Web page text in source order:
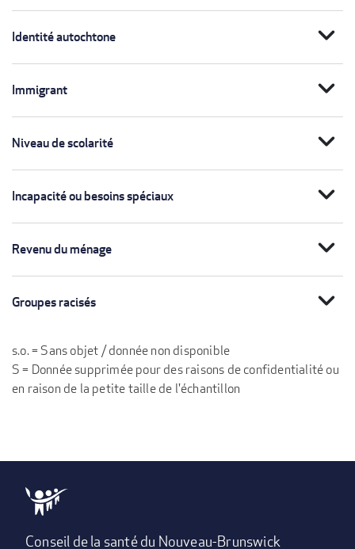
Identité autochtone expand_more
Immigrant expand_more
Niveau de scolarité expand_more
Incapacité ou besoins spéciaux expand_more
Revenu du ménage expand_more
Groupes racisés expand_more
s.o. = Sans objet / donnée non disponible
S = Donnée supprimée pour des raisons de confidentialité ou
en raison de la petite taille de l'échantillon
Conseil de la santé du Nouveau-Brunswick